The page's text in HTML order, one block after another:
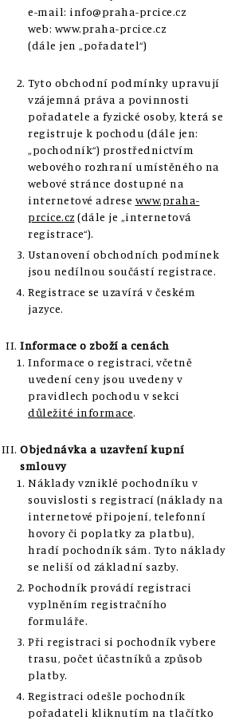
e-mail: info@praha-prcice.cz
web: www.praha-prcice.cz
(dále jen „pořadatel“)
Tyto obchodní podmínky upravují
vzájemná práva a povinnosti
pořadatele a fyzické osoby, která se
registruje k pochodu (dále jen:
„pochodník“) prostřednictvím
webového rozhraní umístěného na
webové stránce dostupné na
internetové adrese www.praha-
prcice.cz (dále je „internetová
registrace“).
Ustanovení obchodních podmínek
jsou nedílnou součástí registrace.
Registrace se uzavírá v českém
jazyce.
Informace o zboží a cenách
Informace o registraci, včetně
uvedení ceny jsou uvedeny v
pravidlech pochodu v sekci
důležité informace.
Objednávka a uzavření kupní
smlouvy
Náklady vzniklé pochodníku v
souvislosti s registrací (náklady na
internetové připojení, telefonní
hovory či poplatky za platbu),
hradí pochodník sám. Tyto náklady
se neliší od základní sazby.
Pochodník provádí registraci
vyplněním registračního
formuláře.
Při registraci si pochodník vybere
trasu, počet účastníků a způsob
platby.
Registraci odešle pochodník
pořadateli kliknutím na tlačítko